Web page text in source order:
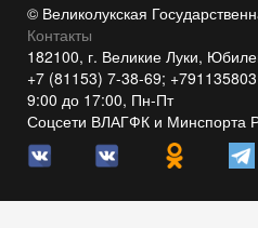
© Великолукская
Контакты
182100, г. Великие Луки,
+7 (81153) 7-38-69;
9:00 до 17:00, Пн-Пт
Соцсети ВЛАГФК и Минспорта